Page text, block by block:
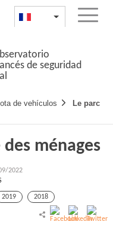
List additional
Menu
de seguridad
de vehículos
Le parc
ménages
2022
2019 2018